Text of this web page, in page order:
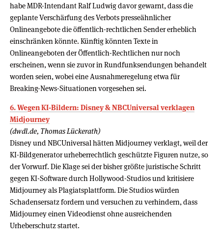
habe MDR-Intendant Ralf Ludwig davor gewarnt, dass die
geplante Verschärfung des Verbots presseähnlicher
Onlineangebote die öffentlich-rechtlichen Sender erheblich
einschränken könnte. Künftig könnten Texte in
Onlineangeboten der Öffentlich-Rechtlichen nur noch
erscheinen, wenn sie zuvor in Rundfunksendungen behandelt
worden seien, wobei eine Ausnahmeregelung etwa für
Breaking-News-Situationen vorgesehen sei.
6. Wegen KI-Bildern: Disney & NBCUniversal verklagen
Midjourney
(dwdl.de, Thomas Lückerath)
Disney und NBCUniversal hätten Midjourney verklagt, weil der
KI-Bildgenerator urheberrechtlich geschützte Figuren nutze, so
der Vorwurf. Die Klage sei der bisher größte juristische Schritt
gegen KI-Software durch Hollywood-Studios und kritisiere
Midjourney als Plagiatsplattform. Die Studios würden
Schadensersatz fordern und versuchen zu verhindern, dass
Midjourney einen Videodienst ohne ausreichenden
Urheberschutz startet.